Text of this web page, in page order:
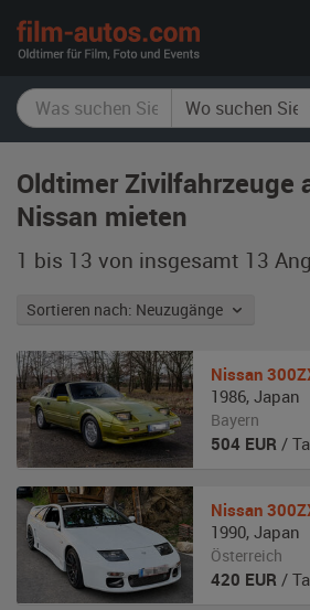
Oldtimer Zivilfahrzeuge
Nissan mieten
1 bis 13 von insgesamt 13
Sortieren nach: Neuzugänge
Nissan
1986, Japan
Bayern
504 EUR /
Nissan
1990, Japan
Österreich
420 EUR /